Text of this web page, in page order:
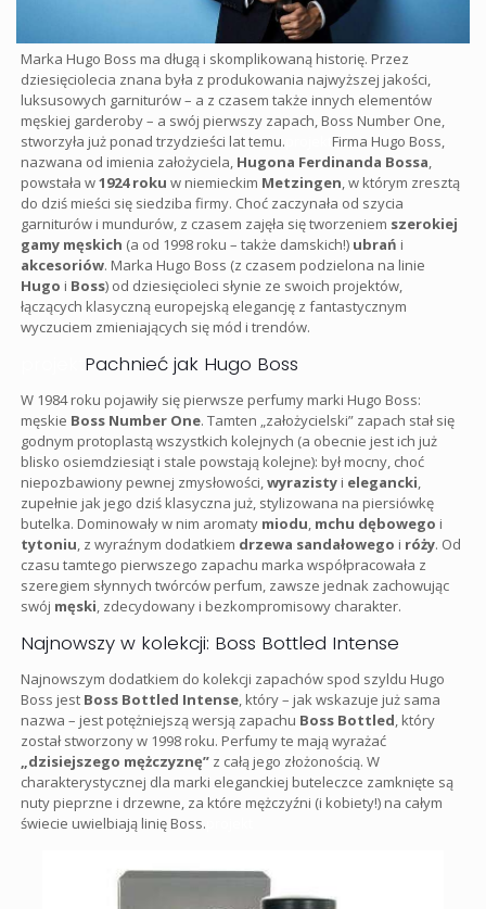
Marka Hugo Boss ma długą i skomplikowaną historię. Przez
dziesięciolecia znana była z produkowania najwyższej jakości,
luksusowych garniturów – a z czasem także innych elementów
męskiej garderoby – a swój pierwszy zapach, Boss Number One,
stworzyła już ponad trzydzieści lat temu.
Firma Hugo Boss,
nazwana od imienia założyciela, Hugona Ferdinanda Bossa,
powstała w1924 roku w niemieckim Metzingen, w którym zresztą
do dziś mieści się siedziba firmy. Choć zaczynała od szycia
garniturów i mundurów, z czasem zajęła się tworzeniem szerokiej
gamy męskich (a od 1998 roku – także damskich!) ubrań i
akcesoriów. Marka Hugo Boss (z czasem podzielona na linie
Hugo i Boss) od dziesięcioleci słynie ze swoich projektów,
łączących klasyczną europejską elegancję z fantastycznym
wyczuciem zmieniających się mód i trendów.
Pachnieć jak Hugo Boss
W 1984 roku pojawiły się pierwsze perfumy marki Hugo Boss:
męskie Boss Number One. Tamten „założycielski” zapach stał się
godnym protoplastą wszystkich kolejnych (a obecnie jest ich już
blisko osiemdziesiąt i stale powstają kolejne): był mocny, choć
niepozbawiony pewnej zmysłowości,wyrazisty i elegancki,
zupełnie jak jego dziś klasyczna już, stylizowana na piersiówkę
butelka. Dominowały w nim aromaty miodu, mchu dębowego i
tytoniu, z wyraźnym dodatkiem drzewa sandałowego i róży. Od
czasu tamtego pierwszego zapachu marka współpracowała z
szeregiem słynnych twórców perfum, zawsze jednak zachowując
swój męski, zdecydowany i bezkompromisowy charakter.
Najnowszy w kolekcji: Boss Bottled Intense
Najnowszym dodatkiem do kolekcji zapachów spod szyldu Hugo
Boss jest Boss Bottled Intense, który – jak wskazuje już sama
nazwa – jest potężniejszą wersją zapachu Boss Bottled, który
został stworzony w 1998 roku. Perfumy te mają wyrażać
„dzisiejszego mężczyznę” z całą jego złożonością. W
charakterystycznej dla marki eleganckiej buteleczce zamknięte są
nuty pieprzne i drzewne, za które mężczyźni (i kobiety!) na całym
świecie uwielbiają linię Boss.